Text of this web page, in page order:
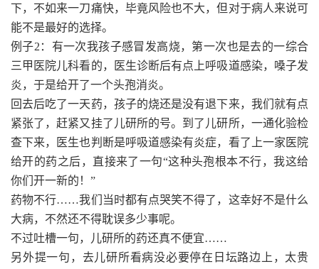
下，不如来一刀痛快，毕竟风险也不大，但对于病人来说可
能不是最好的选择。
例子2：有一次我孩子感冒发高烧，第一次也是去的一综合
三甲医院儿科看的，医生诊断后有点上呼吸道感染，嗓子发
炎，于是给开了一个头孢消炎。
回去后吃了一天药，孩子的烧还是没有退下来，我们就有点
紧张了，赶紧又挂了儿研所的号。到了儿研所，一通化验检
查下来，医生也判断是呼吸道感染有炎症，看了上一家医院
给开的药之后，直接来了一句“这种头孢根本不行，我这给
你们开一新的！”
药物不行……我们当时都有点哭笑不得了，这幸好不是什么
大病，不然还不得耽误多少事呢。
不过吐槽一句，儿研所的药还真不便宜……
另外提一句，去儿研所看病没必要停在日坛路边上，太贵